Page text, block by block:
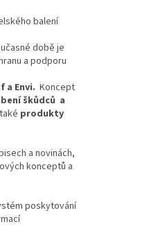
balení
době je
a podporu
a Envi. Koncept
škůdců a
produkty
a novinách,
konceptů a
poskytování